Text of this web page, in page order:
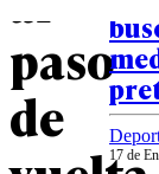
paso
de
17 de